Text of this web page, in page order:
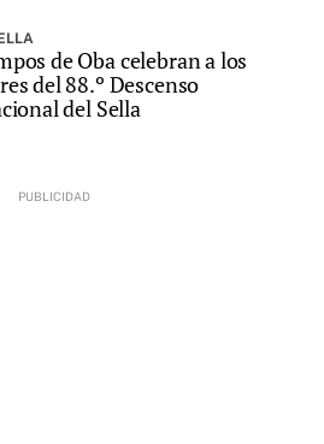
de Oba celebran a los
del 88.º Descenso
del Sella